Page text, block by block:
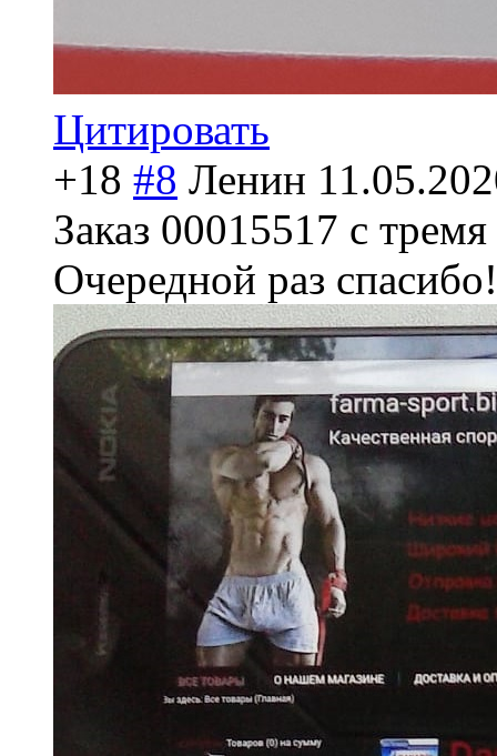
Цитировать
+18 #8 Ленин
Заказ 00015517 с
Очередной раз спасибо!